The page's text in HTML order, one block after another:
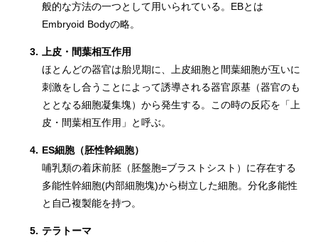
般的な方法の一つとして用いられている。EBとは
Embryoid Bodyの略。
3.
上皮・間葉相互作用
ほとんどの器官は胎児期に、上皮細胞と間葉細胞が互いに
刺激をし合うことによって誘導される器官原基（器官のも
ととなる細胞凝集塊）から発生する。この時の反応を「上
皮・間葉相互作用」と呼ぶ。
4. ES細胞（胚性幹細胞）
哺乳類の着床前胚（胚盤胞=ブラストシスト）に存在する
多能性幹細胞(内部細胞塊)から樹立した細胞。分化多能性
と自己複製能を持つ。
5. テラトーマ